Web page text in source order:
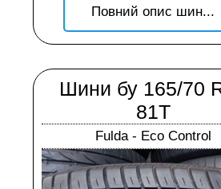
Повний опис шин...
Шини бу 165/70
81T
Fulda - Eco Control